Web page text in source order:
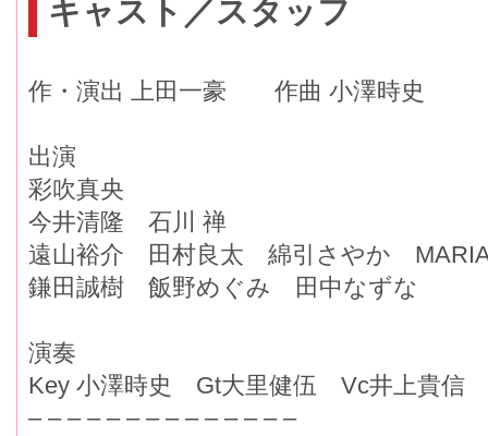
キャスト／スタッフ
作・演出 上田一豪 作曲 小澤時史
出演
彩吹真央
今井清隆 石川 禅
遠山裕介 田村良太 綿引さやか
鎌田誠樹 飯野めぐみ 田中なずな
演奏
Key 小澤時史 Gt大里健伍 Vc井上貴信
– – – – – – – – – – – – – –